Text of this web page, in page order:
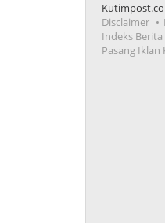
Disclaimer
Indeks Berita
Pasang Iklan